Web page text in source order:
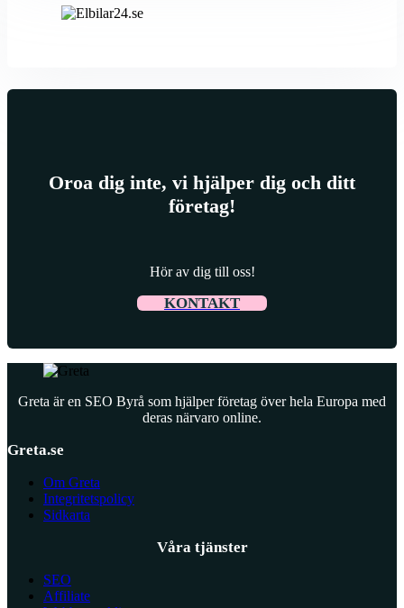
Oroa dig inte, vi hjälper dig och ditt
företag!
Hör av dig till oss!
KONTAKT
Greta är en SEO Byrå som hjälper företag över hela Europa med
deras närvaro online.
Greta.se
Om Greta
Integritetspolicy
Sidkarta
Våra tjänster
SEO
Affiliate